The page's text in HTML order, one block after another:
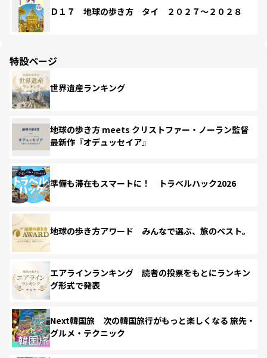
Ｄ１７ 地球の歩き方 タイ ２０２７～２０２８
特設ページ
世界遺産ランキング
地球の歩き方 meets クリストファー・ノーラン監督
最新作『オデュッセイア』
準備も滞在もスマートに！ トラベルハック2026
地球の歩き方アワード みんなで選ぶ、旅のベスト。
エアラインランキング 読者の投票をもとにランキン
グ形式で発表
Next韓国旅 次の韓国旅行がもっと楽しくなる 旅先・
グルメ・テクニック